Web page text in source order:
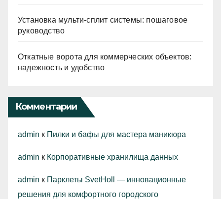
Установка мульти-сплит системы: пошаговое
руководство
Откатные ворота для коммерческих объектов:
надежность и удобство
Комментарии
admin к Пилки и бафы для мастера маникюра
admin к Корпоративные хранилища данных
admin к Парклеты SvetHoll — инновационные
решения для комфортного городского